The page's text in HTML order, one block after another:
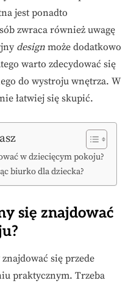
jest ponadto
zwraca również uwagę
design może dodatkowo
warto zdecydować się
do wystroju wnętrza. W
łatwiej się skupić.
w dziecięcym pokoju?
biurko dla dziecka?
się znajdować
się przede
praktycznym. Trzeba